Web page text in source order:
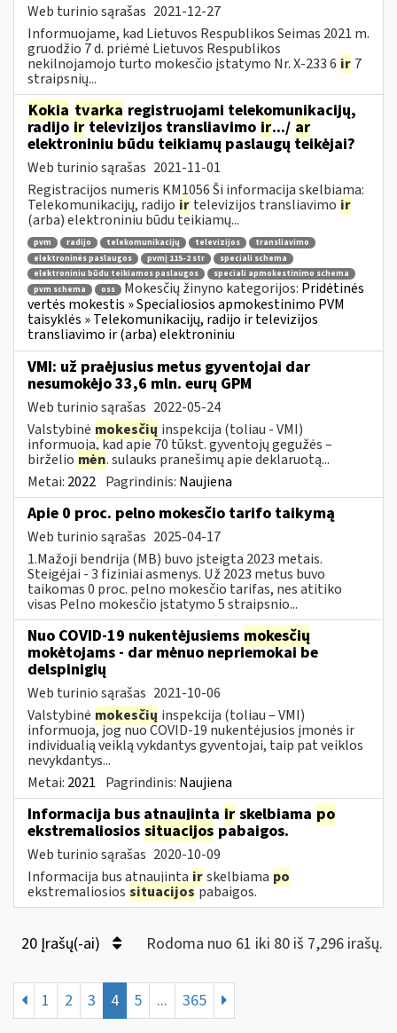
Web turinio sąrašas 2021-12-27
Informuojame, kad Lietuvos Respublikos Seimas 2021 m.
gruodžio 7 d. priėmė Lietuvos Respublikos
nekilnojamojo turto mokesčio įstatymo Nr. X-233 6 ir 7
straipsnių...
Kokia tvarka registruojami telekomunikacijų,
radijo irtelevizijos transliavimo ir.../ ar
elektroniniu būdu teikiamų paslaugų teikėjai?
Web turinio sąrašas 2021-11-01
Registracijos numeris KM1056 Ši informacija skelbiama:
Telekomunikacijų, radijo ir televizijos transliavimo ir
(arba) elektroniniu būdu teikiamų...
pvm radijo telekomunikacijų televizijos
transliavimo
elektroninės paslaugos
pvmį 115-2 str
speciali schema
elektroniniu būdu teikiamos paslaugos
speciali apmokestinimo schema
pvm schema
oss Mokesčių žinyno kategorijos: Pridėtinės
vertės mokestis » Specialiosios apmokestinimo PVM
taisyklės » Telekomunikacijų, radijo ir televizijos
transliavimo ir (arba) elektroniniu
VMI: už praėjusius metus gyventojai dar
nesumokėjo 33,6 mln. eurų GPM
Web turinio sąrašas 2022-05-24
Valstybinė mokesčių inspekcija (toliau - VMI)
informuoja, kad apie 70 tūkst. gyventojų gegužės –
birželio mėn. sulauks pranešimų apie deklaruotą...
Metai: 2022 Pagrindinis: Naujiena
Apie 0 proc. pelno mokesčio tarifo taikymą
Web turinio sąrašas 2025-04-17
1.Mažoji bendrija (MB) buvo įsteigta 2023 metais.
Steigėjai - 3 fiziniai asmenys. Už 2023 metus buvo
taikomas 0 proc. pelno mokesčio tarifas, nes atitiko
visas Pelno mokesčio įstatymo 5 straipsnio...
Nuo COVID-19 nukentėjusiems mokesčių
mokėtojams - dar mėnuo nepriemokai be
delspinigių
Web turinio sąrašas 2021-10-06
Valstybinė mokesčių inspekcija (toliau – VMI)
informuoja, jog nuo COVID-19 nukentėjusios įmonės ir
individualią veiklą vykdantys gyventojai, taip pat veiklos
nevykdantys...
Metai: 2021 Pagrindinis: Naujiena
Informacija bus atnaujinta ir skelbiama po
ekstremaliosios situacijos pabaigos.
Web turinio sąrašas 2020-10-09
Informacija bus atnaujinta irskelbiama po
ekstremaliosios situacijospabaigos.
20 Įrašų(-ai) Rodoma nuo 61 iki 80 iš 7,296 irašų.
1 2 3 4 5 ... 365